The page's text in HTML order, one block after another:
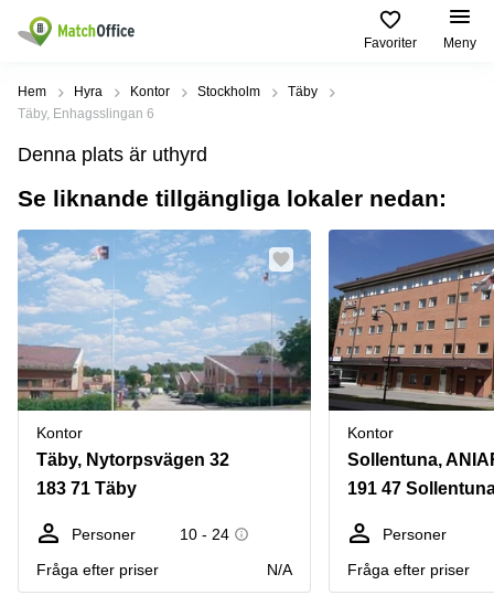
Favoriter Meny
Hyra / hyra ut
Kategorier
Kontor
Kontorshotell
Coworking
space
Lagerlokaler
Industrilokaler
Butikslokaler
Verkstad
Mötesrum
kontor
Populära
Städer
Stockholm
Göteborg
Malmö
Uppsala
Norrköping
Östermalm
Skåne
Älvsjö
Vasastan
Populära
sökningar
Kontorshotell
Stockholm
Hyra lokal
Stockholm
Kontorshotell
Göteborg
Coworking
Stockholm
Kontorshotell
Malmö
Coworking
Malmö
Hjälp
Om oss
Bli hyresvärd
Pris
Logga in
Hem Hyra Kontor Stockholm
Täby
Täby, Enhagsslingan 6
Denna plats är uthyrd
Se liknande tillgängliga lokaler nedan:
Kontor
Täby, Nytorpsvägen 32
183 71 Täby
Personer
10 - 24
Fråga efter priser
N/A
Kontor
191 47
Personer
Fråga efter priser